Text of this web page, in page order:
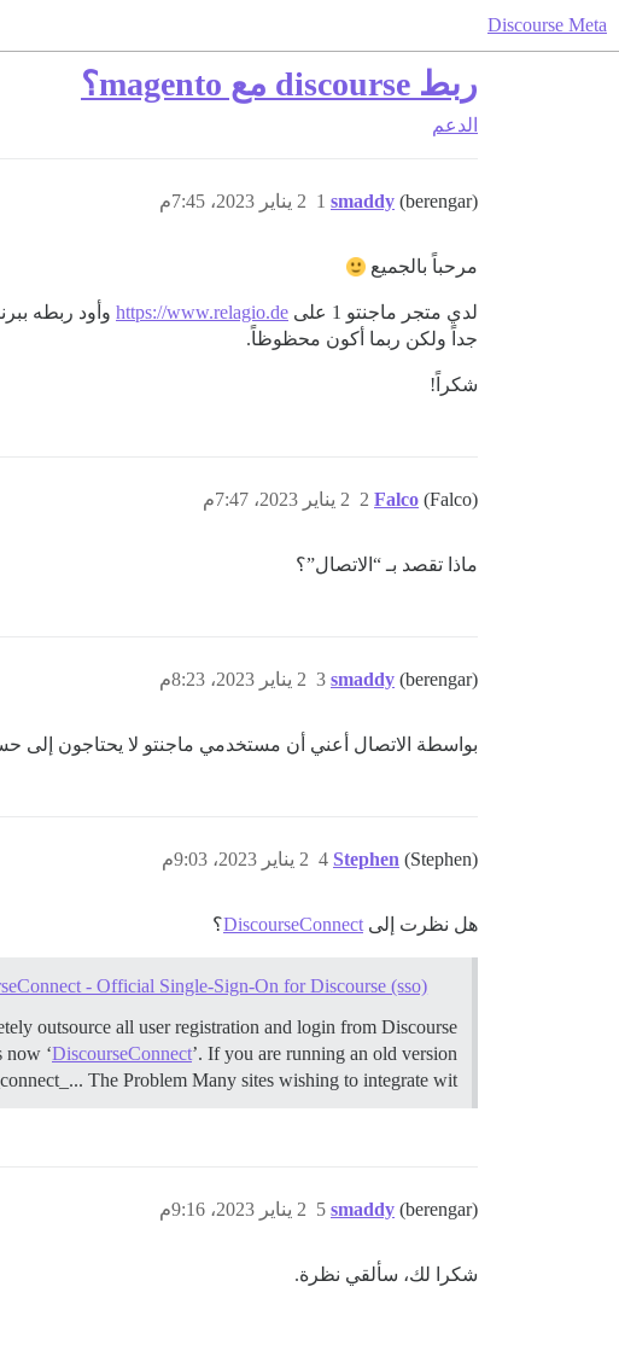
Discourse Meta
ربط discourse مع magento؟
الدعم
smaddy (berengar) 2 يناير 2023، 7:45م 1
مرحباً بالجميع
لدي متجر ماجنتو 1 على https://www.relagio.de وأود ربطه
جداً ولكن ربما أكون محظوظاً.
شكراً!
Falco (Falco) 2 يناير 2023، 7:47م 2
ماذا تقصد بـ “الاتصال”؟
smaddy (berengar) 2 يناير 2023، 8:23م 3
بواسطة الاتصال أعني أن مستخدمي ماجنتو لا يحتاجون إلى
Stephen (Stephen) 2 يناير 2023، 9:03م 4
هل نظرت إلى DiscourseConnect؟
- Official Single-Sign-On for Discourse (sso)
outsource all user registration and login from Discourse
now ‘DiscourseConnect’. If you are running an old version
The Problem Many sites wishing to integrate wit…
smaddy (berengar) 2 يناير 2023، 9:16م 5
شكرا لك، سألقي نظرة.